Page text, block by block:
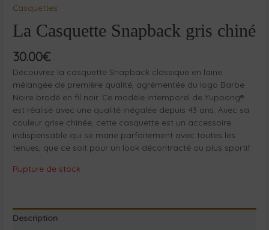
Casquettes
La Casquette Snapback gris chiné
30.00€
Découvrez la casquette Snapback classique en laine
mélangée de première qualité, agrémentée du logo Barbe
Noire brodé en fil noir. Ce modèle intemporel de Yupoong®
est réalisé avec une qualité inégalée depuis 43 ans. Avec sa
couleur grise chinée, cette casquette est un accessoire
indispensable qui se marie parfaitement avec toutes les
tenues, que ce soit pour un look décontracté ou plus sportif.
Rupture de stock
Description